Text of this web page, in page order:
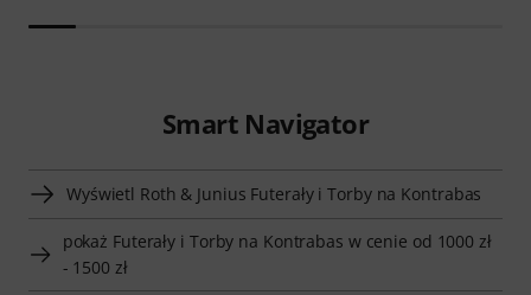
Smart Navigator
Wyświetl Roth & Junius Futerały i Torby na Kontrabas
pokaż Futerały i Torby na Kontrabas w cenie od 1000 zł
- 1500 zł